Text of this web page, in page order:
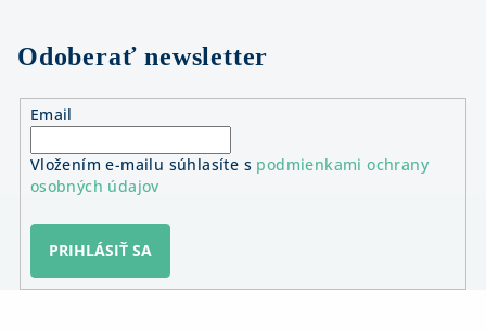
Odoberať newsletter
Email
Vložením e-mailu súhlasíte s podmienkami ochrany
osobných údajov
PRIHLÁSIŤ SA